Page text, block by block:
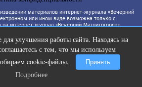
материалов интернет-журнала «Вечерний
или ином виде возможна только с
на интернет-журнал «Вечерний Магнитогорск»
публикаций и рекламодатели. Редакция может не
улучшения работы сайта. Находясь на
с тем, что мы используем
cookie-файлы.
Принять
Подробнее
Этот танец невесты оставит вас без
слов! Пересмотрела 10 раз
Подробнее